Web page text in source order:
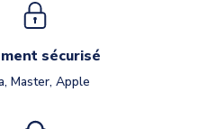
sécurisé
Master, Apple